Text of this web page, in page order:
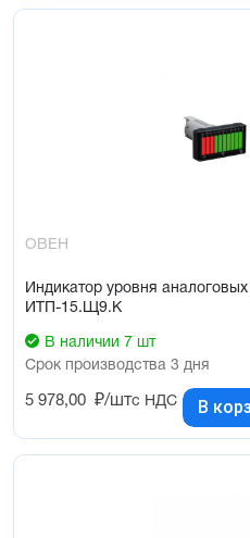
ОВЕН
Индикатор уровня
ИТП-15.Щ9.К
В наличии 7 шт
Срок производства 3 дня
5 978,00 ₽/штс НДС В